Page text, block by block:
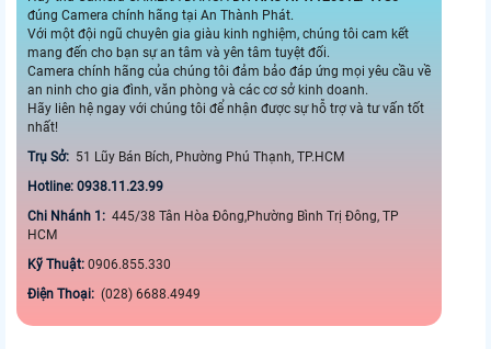
đúng Camera chính hãng tại An Thành Phát.
Với một đội ngũ chuyên gia giàu kinh nghiệm, chúng tôi cam kết
mang đến cho bạn sự an tâm và yên tâm tuyệt đối.
Camera chính hãng của chúng tôi đảm bảo đáp ứng mọi yêu cầu về
an ninh cho gia đình, văn phòng và các cơ sở kinh doanh.
Hãy liên hệ ngay với chúng tôi để nhận được sự hỗ trợ và tư vấn tốt
nhất!
Trụ Sở: 51 Lũy Bán Bích, Phường Phú Thạnh, TP.HCM
Hotline: 0938.11.23.99
Chi Nhánh 1: 445/38 Tân Hòa Đông,Phường Bình Trị Đông, TP
HCM
Kỹ Thuật: 0906.855.330
Điện Thoại: (028) 6688.4949